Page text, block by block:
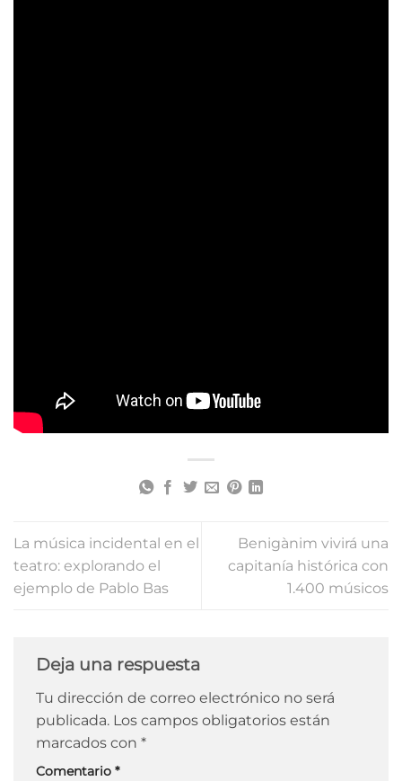
La música incidental en el
teatro: explorando el
ejemplo de Pablo Bas
Benigànim vivirá una
capitanía histórica con
1.400 músicos
Deja una respuesta
Tu dirección de correo electrónico no será
publicada. Los campos obligatorios están
marcados con *
Comentario *